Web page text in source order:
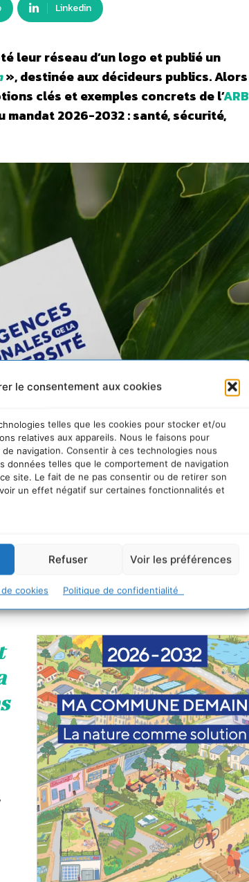
le consentement aux cookies
telles que les cookies pour stocker et/ou
relatives aux appareils. Nous le faisons pour
de navigation. Consentir à ces technologies nous
données telles que le comportement de navigation
site. Le fait de ne pas consentir ou de retirer son
un effet négatif sur certaines fonctionnalités et
Refuser Voir les préférences
cookies Politique de confidentialité
Linkedin
leur réseau d’un logo et publié un
», destinée aux décideurs publics. Alors
clés et exemples concrets de l’ARB
2026-2032 : santé, sécurité,
des projets concrets.